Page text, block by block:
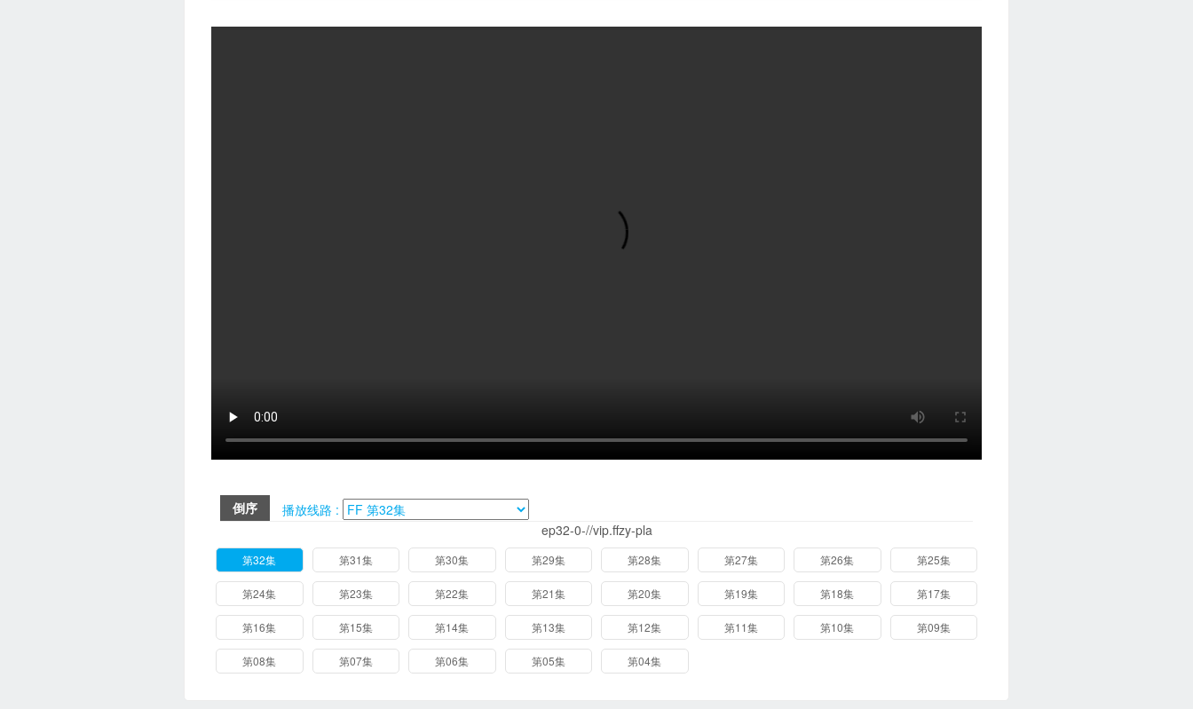
倒序
播放线路 :
ep32-0-//vip.ffzy-pla
第32集 第31集 第30集 第29集 第28集 第27集 第26集 第25集
第24集 第23集 第22集 第21集 第20集 第19集 第18集 第17集
第16集 第15集 第14集 第13集 第12集 第11集 第10集 第09集
第08集 第07集 第06集 第05集 第04集